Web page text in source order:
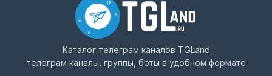
Каталог телеграм каналов TGLand
телеграм каналы, группы, боты в удобном формате